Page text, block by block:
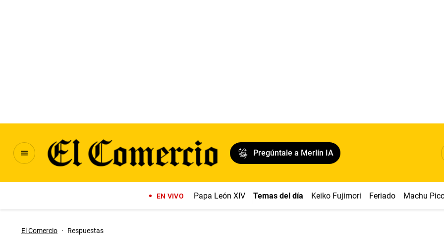
Pregúntale a Merlín IA
EN VIVO Papa León XIV Temas del día Keiko Fujimori Feriado Machu
El Comercio · Respuestas